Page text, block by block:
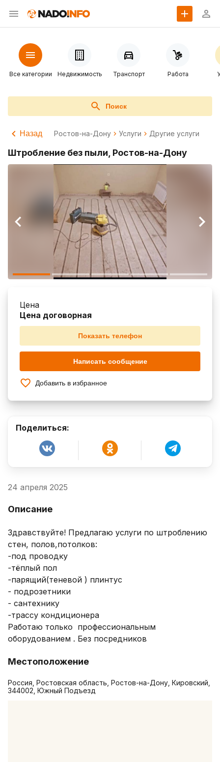
Все категории Недвижимость Транспорт Работа
Поиск
Назад Ростов-на-Дону Услуги Другие услуги
Штробление без пыли, Ростов-на-Дону
Цена
Цена договорная
Показать телефон
Написать сообщение
Добавить в избранное
Поделиться:
24 апреля 2025
Описание
Здравствуйте! Предлагаю услуги по штроблению
стен, полов,потолков:
-под проводку
-тёплый пол
-парящий(теневой ) плинтус
- подрозетники
- сантехнику
-трассу кондиционера
Работаю только  профессиональным
оборудованием . Без посредников
Местоположение
Россия, Ростовская область, Ростов-на-Дону, Кировский,
344002, Южный Подъезд